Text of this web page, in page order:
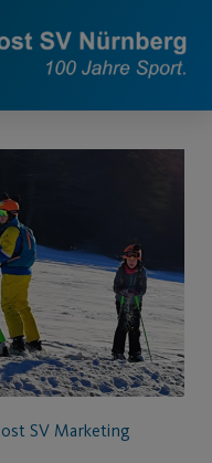
SV Marketing